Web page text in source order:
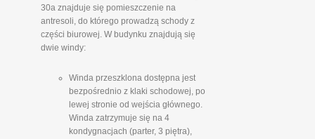
30a znajduje się pomieszczenie na
antresoli, do którego prowadzą schody z
części biurowej. W budynku znajdują się
dwie windy:
Winda przeszklona dostępna jest
bezpośrednio z klaki schodowej, po
lewej stronie od wejścia głównego.
Winda zatrzymuje się na 4
kondygnacjach (parter, 3 piętra),